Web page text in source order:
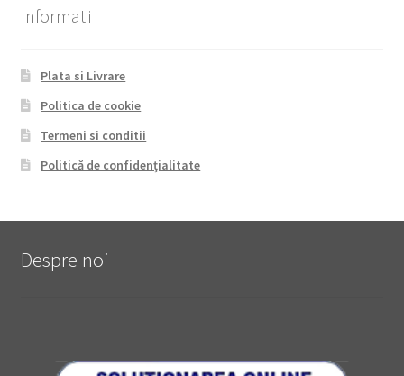
Informatii
Plata si Livrare
Politica de cookie
Termeni si conditii
Politică de confidențialitate
Despre noi